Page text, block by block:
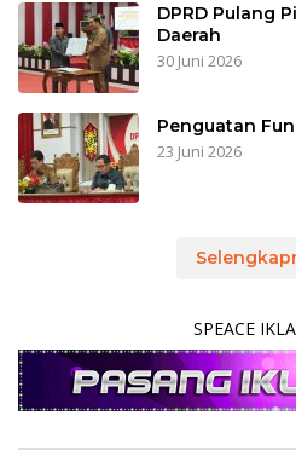
DPRD Pulang
Daerah
30 Juni 2026
Penguatan
23 Juni 2026
SPEACE